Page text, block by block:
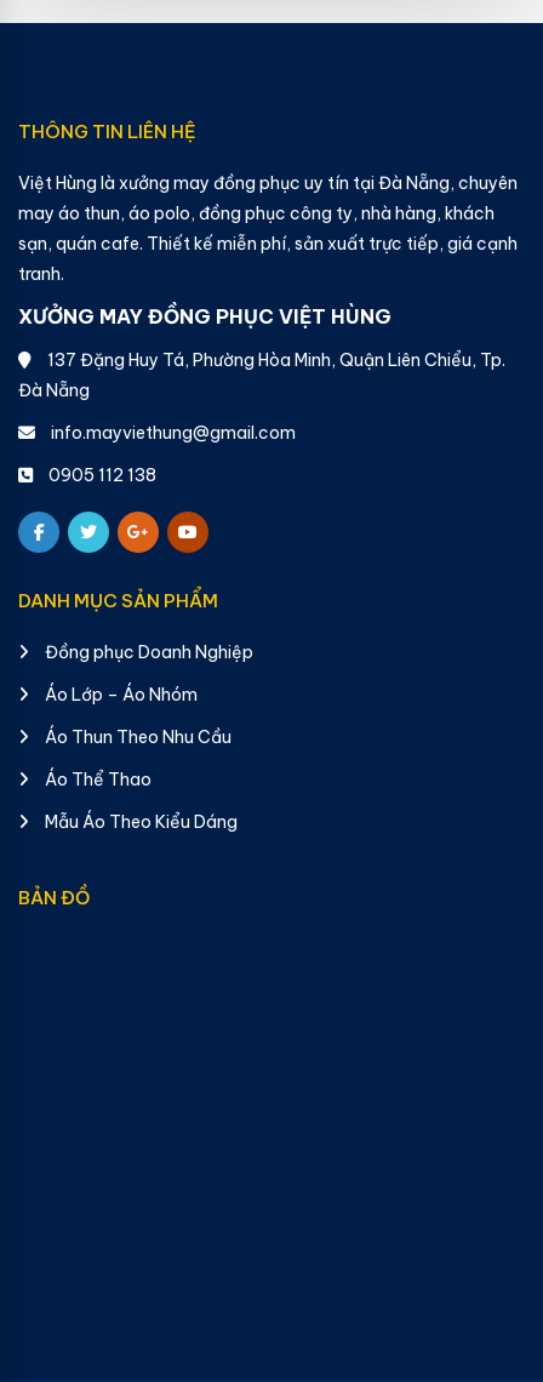
THÔNG TIN LIÊN HỆ
Việt Hùng là xưởng may đồng phục uy tín tại Đà Nẵng, chuyên
may áo thun, áo polo, đồng phục công ty, nhà hàng, khách
sạn, quán cafe. Thiết kế miễn phí, sản xuất trực tiếp, giá cạnh
tranh.
XƯỞNG MAY ĐỒNG PHỤC VIỆT HÙNG
137 Đặng Huy Tá, Phường Hòa Minh, Quận Liên Chiểu, Tp.
Đà Nẵng
info.mayviethung@gmail.com
0905 112 138
DANH MỤC SẢN PHẨM
Đồng phục Doanh Nghiệp
Áo Lớp – Áo Nhóm
Áo Thun Theo Nhu Cầu
Áo Thể Thao
Mẫu Áo Theo Kiểu Dáng
BẢN ĐỒ